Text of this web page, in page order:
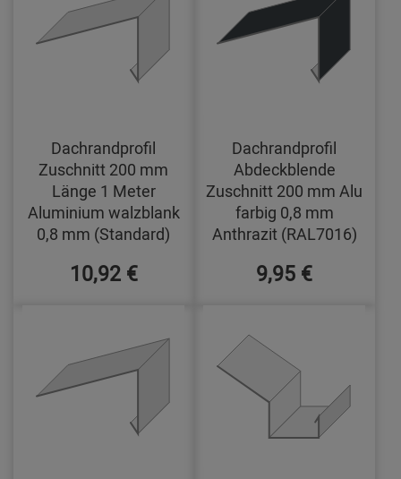
Dachrandprofil
Zuschnitt 200 mm
Länge 1 Meter
Aluminium walzblank
0,8 mm (Standard)
10,92 €
Dachrandprofil
Abdeckblende
Zuschnitt 200 mm Alu
farbig 0,8 mm
Anthrazit (RAL7016)
9,95 €